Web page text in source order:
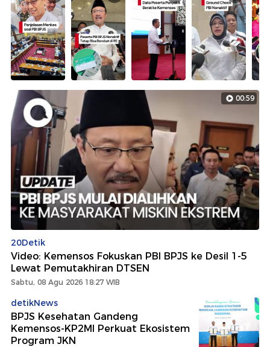
00:59
20Detik
Video: Kemensos Fokuskan PBI BPJS ke Desil 1-5
Lewat Pemutakhiran DTSEN
Sabtu, 08 Agu 2026 18:27 WIB
detikNews
BPJS Kesehatan Gandeng
Kemensos-KP2MI Perkuat Ekosistem
Program JKN